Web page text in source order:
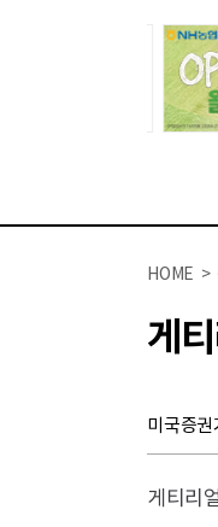
HOME >
게
미국증권
게티리